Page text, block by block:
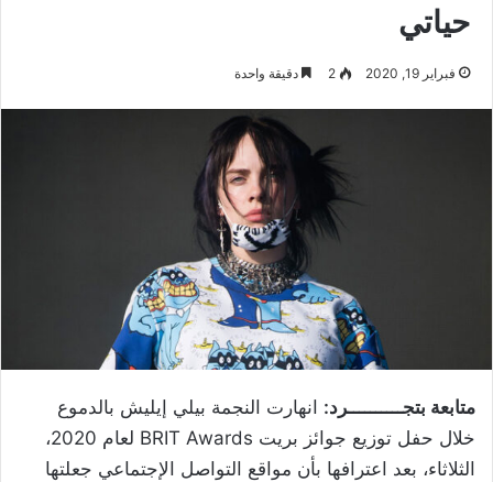
حياتي
فبراير 19, 2020 2 دقيقة واحدة
متابعة بتجــــــــــرد: انهارت النجمة بيلي إيليش بالدموع
خلال حفل توزيع جوائز بريت BRIT Awards
لعام 2020،
الثلاثاء، بعد اعترافها بأن مواقع التواصل الإجتماعي جعلتها